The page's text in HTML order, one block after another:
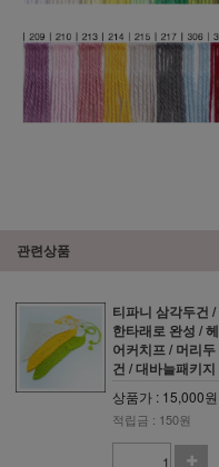
관련상품
티파니 삼각두건 /
한타래로 완성 / 헤
어커치프 / 머리두
건 / 대바늘패키지
상품가 : 15,000원
적립금 : 150원